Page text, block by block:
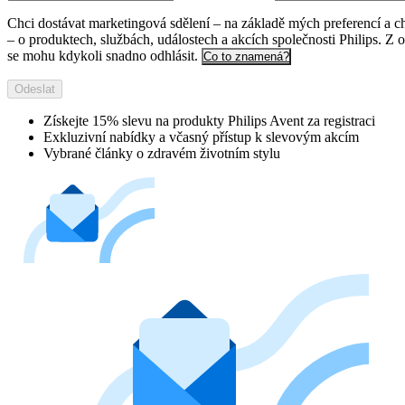
Chci dostávat marketingová sdělení – na základě mých preferencí a
– o produktech, službách, událostech a akcích společnosti Philips. Z
se mohu kdykoli snadno odhlásit. Co to znamená?
Odeslat
Získejte 15% slevu na produkty Philips Avent za registraci
Exkluzivní nabídky a včasný přístup k slevovým akcím
Vybrané články o zdravém životním stylu